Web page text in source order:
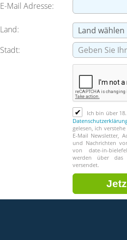
E-Mail Adresse:
Land:
Stadt:
✔ Ich bin über
gelesen, ich
E-Mail Newsletter,
und Nachrichten
von date-in-
werden über das
versendet.